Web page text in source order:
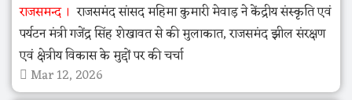
राजसमन्द
राजसमंद सांसद महिमा कुमारी मेवाड़ ने केंद्रीय संस्कृति एवं
पर्यटन मंत्री गजेंद्र सिंह शेखावत से की मुलाकात, राजसमंद झील संरक्षण
एवं क्षेत्रीय विकास के मुद्दों पर की चर्चा
Mar 12, 2026